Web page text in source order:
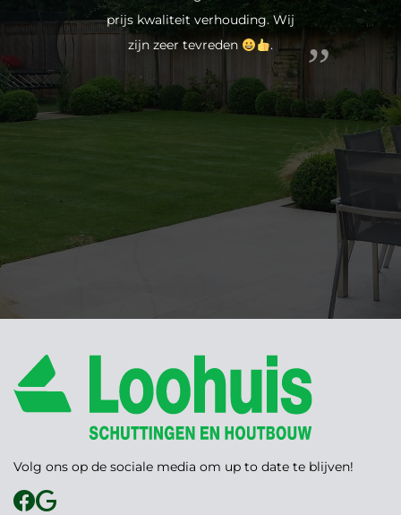
Duidelijke voorlichting, goede
prijzen en snelle service. Zeer
tevreden met mijn schutting.
Volg ons op de sociale media om up to date te blijven!